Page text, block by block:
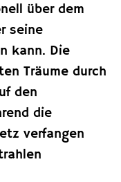
über dem
seine
kann. Die
Träume durch
den
die
verfangen